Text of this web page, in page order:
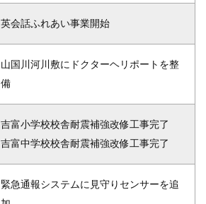
英会話ふれあい事業開始
山国川河川敷にドクターヘリポートを整
備
吉富小学校校舎耐震補強改修工事完了
吉富中学校校舎耐震補強改修工事完了
緊急通報システムに見守りセンサーを追